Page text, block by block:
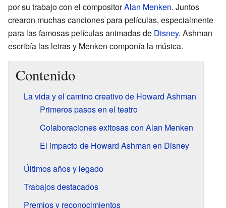
por su trabajo con el compositorAlan Menken. Juntos
crearon muchas canciones para películas, especialmente
para las famosas películas animadas de Disney. Ashman
escribía las letras y Menken componía la música.
Contenido
La vida y el camino creativo de Howard Ashman
Primeros pasos en el teatro
Colaboraciones exitosas con Alan Menken
El impacto de Howard Ashman en Disney
Últimos años y legado
Trabajos destacados
Premios y reconocimientos